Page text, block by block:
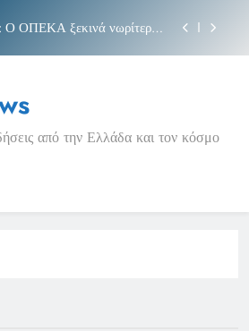
Ο ΟΠΕΚΑ ξεκινά νωρίτερα
και η φράση «Κρήτη
Ο ΟΠΕΚΑ ξεκινά νωρίτερα
και η φράση «Κρήτη
από την Ελλάδα και τον κόσμο